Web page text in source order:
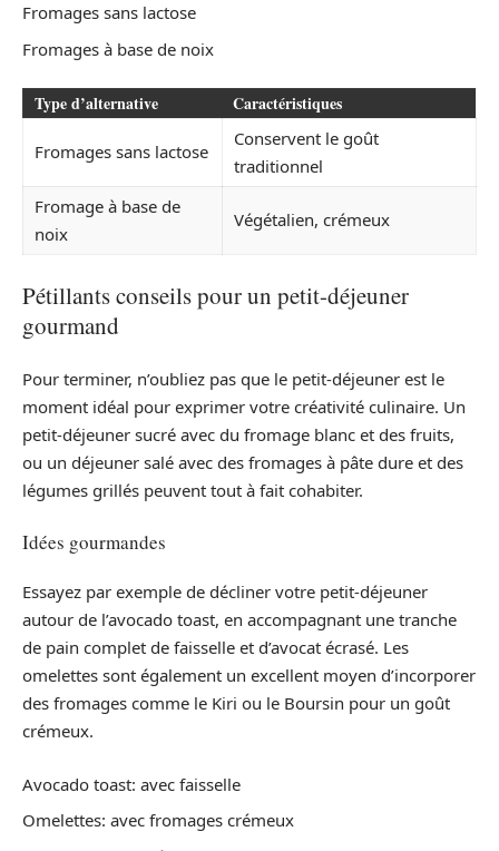
Fromages sans lactose
Fromages à base de noix
Type d’alternative Caractéristiques
Fromages sans lactose
Conservent le goût
traditionnel
Fromage à base de
noix
Végétalien, crémeux
Pétillants conseils pour un petit-déjeuner
gourmand
Pour terminer, n’oubliez pas que le petit-déjeuner est le
moment idéal pour exprimer votre créativité culinaire. Un
petit-déjeuner sucré avec du fromage blanc et des fruits,
ou un déjeuner salé avec des fromages à pâte dure et des
légumes grillés peuvent tout à fait cohabiter.
Idées gourmandes
Essayez par exemple de décliner votre petit-déjeuner
autour de l’avocado toast, en accompagnant une tranche
de pain complet de faisselle et d’avocat écrasé. Les
omelettes sont également un excellent moyen d’incorporer
des fromages comme le Kiri ou le Boursin pour un goût
crémeux.
Avocado toast: avec faisselle
Omelettes: avec fromages crémeux